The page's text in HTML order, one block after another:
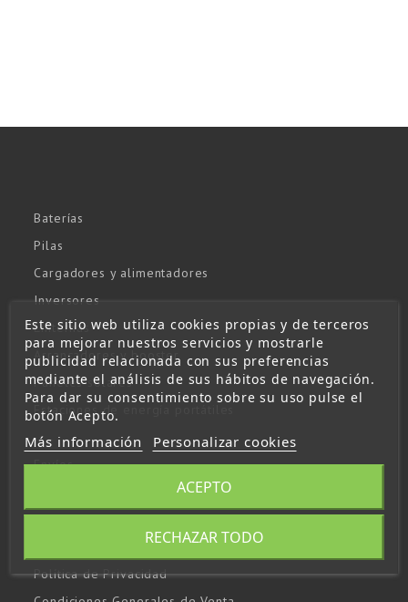
Baterías
Pilas
Cargadores y alimentadores
Inversores
Linternas
Arrancadores y booster
Paneles solares
Estaciones de energía portátiles
Envíos
Política de Cookies
Política de Privacidad
Este sitio web utiliza cookies propias y de terceros
para mejorar nuestros servicios y mostrarle
publicidad relacionada con sus preferencias
mediante el análisis de sus hábitos de navegación.
Para dar su consentimiento sobre su uso pulse el
botón Acepto.
Más información Personalizar cookies
RECHAZAR TODO
ACEPTO